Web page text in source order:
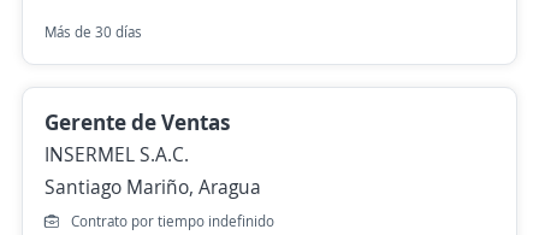
Más de 30 días
Gerente de Ventas
INSERMEL S.A.C.
Santiago Mariño, Aragua
Contrato por tiempo indefinido